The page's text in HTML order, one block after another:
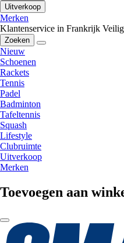
Uitverkoop
Merken
Klantenservice in Frankrijk
Zoeken
Nieuw
Schoenen
Rackets
Tennis
Padel
Badminton
Tafeltennis
Squash
Lifestyle
Clubruimte
Uitverkoop
Merken
Toevoegen aan